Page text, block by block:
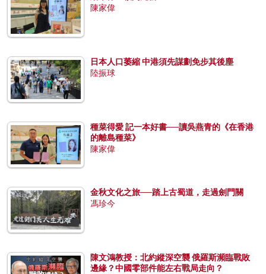
陳家偉
日本人口萎縮 中港須先謀劃免步其後塵
陸振球
種菜得愛 記一本好書──讀吳燕青的《在香港
的離島種菜》
陳家偉
金秋文化之旅──踏上古蜀道，走過劍門關
馮珍今
陳文鴻教授：北約縱深空襲 俄羅斯瀕臨戰敗
邊緣？中國零部件能左右戰局走向？